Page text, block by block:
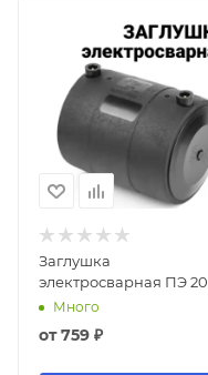
Заглушка
электросварная ПЭ 20
Много
от759 ₽